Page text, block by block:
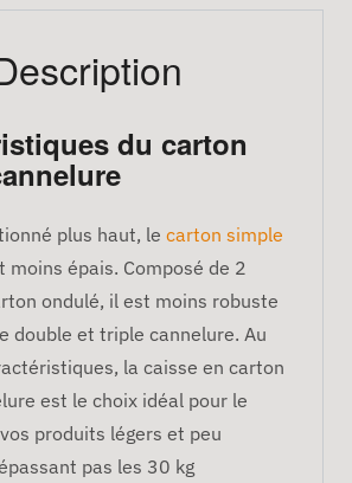
du carton
plus haut, le carton simple
moins épais. Composé de 2
ondulé, il est moins robuste
double et triple cannelure. Au
la caisse en carton
est le choix idéal pour le
produits légers et peu
pas les 30 kg